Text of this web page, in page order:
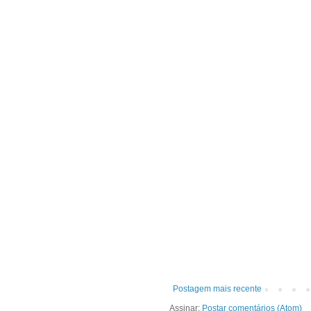
Postagem mais recente
Assinar: Postar comentários (Atom)